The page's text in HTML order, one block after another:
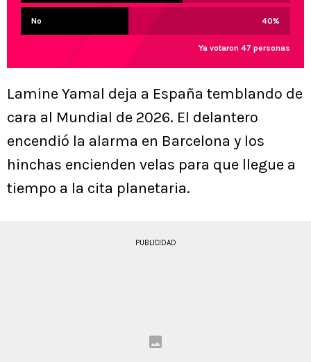
No 40%
Ya votaron 47 personas
Lamine Yamal deja a España temblando de
cara al Mundial de 2026. El delantero
encendió la alarma en Barcelona y los
hinchas encienden velas para que llegue a
tiempo a la cita planetaria.
PUBLICIDAD